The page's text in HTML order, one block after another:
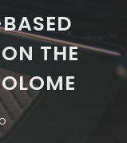
THE